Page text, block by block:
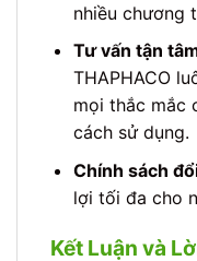
nhiều chương
Tư vấn tận
THAPHACO
mọi thắc mắc
cách sử dụng.
Chính sách
lợi tối đa cho
Kết Luận và